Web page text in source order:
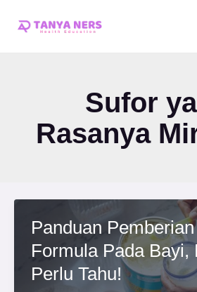
Sufor
Rasanya
Panduan
Formula Pada Bayi,
Perlu Tahu!